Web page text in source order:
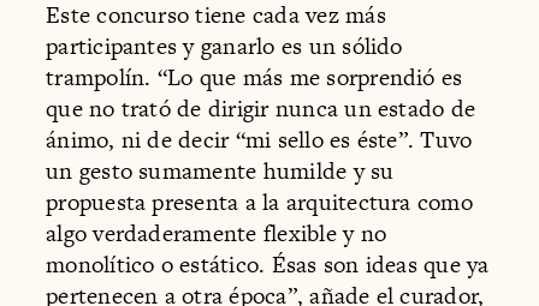
Este concurso tiene cada vez más
participantes y ganarlo es un sólido
trampolín. “Lo que más me sorprendió es
que no trató de dirigir nunca un estado de
ánimo, ni de decir “mi sello es éste”. Tuvo
un gesto sumamente humilde y su
propuesta presenta a la arquitectura como
algo verdaderamente flexible y no
monolítico o estático. Ésas son ideas que ya
pertenecen a otra época”, añade el curador,